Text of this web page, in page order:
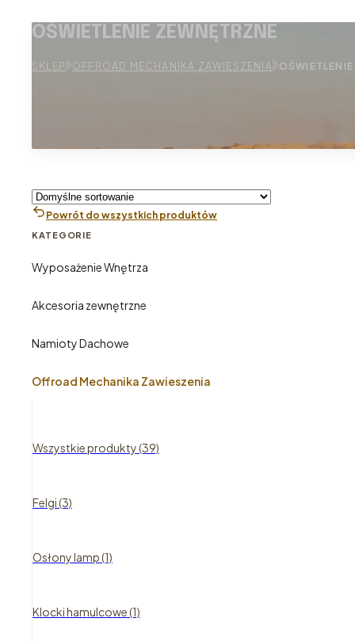
OŚWIETLENIE ZEWNĘTRZNE
SKLEP OFFROAD MECHANIKA ZAWIESZENIA
Powrót do wszystkich produktów
KATEGORIE
Wyposażenie Wnętrza
Akcesoria zewnętrzne
Namioty Dachowe
Offroad Mechanika Zawieszenia
Wszystkie produkty (39)
Felgi (3)
Osłony lamp (1)
Klocki hamulcowe (1)